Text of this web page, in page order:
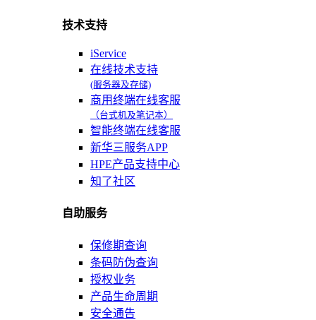
技术支持
iService
在线技术支持
(服务器及存储)
商用终端在线客服
（台式机及笔记本）
智能终端在线客服
新华三服务APP
HPE产品支持中心
知了社区
自助服务
保修期查询
条码防伪查询
授权业务
产品生命周期
安全通告